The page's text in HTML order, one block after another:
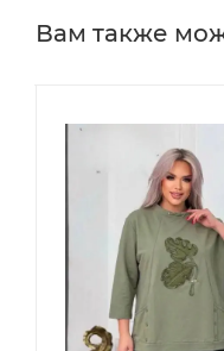
Вам также